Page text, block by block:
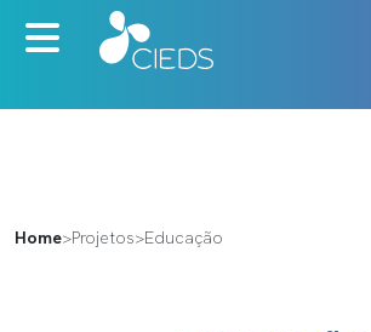
Home>Projetos>Educação